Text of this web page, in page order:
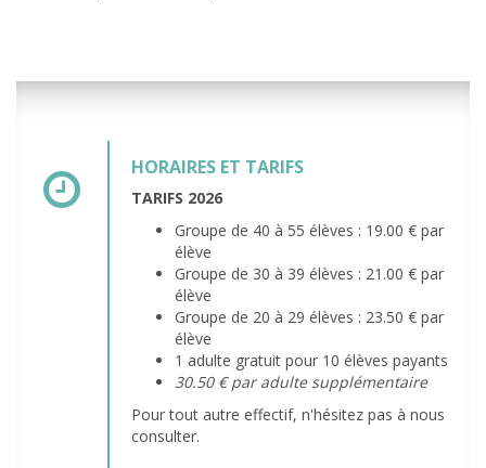
HORAIRES ET TARIFS
TARIFS 2026
Groupe de 40 à 55 élèves : 19.00 € par
élève
Groupe de 30 à 39 élèves : 21.00 € par
élève
Groupe de 20 à 29 élèves : 23.50 € par
élève
1 adulte gratuit pour 10 élèves payants
30.50 € par adulte supplémentaire
Pour tout autre effectif, n'hésitez pas à nous
consulter.